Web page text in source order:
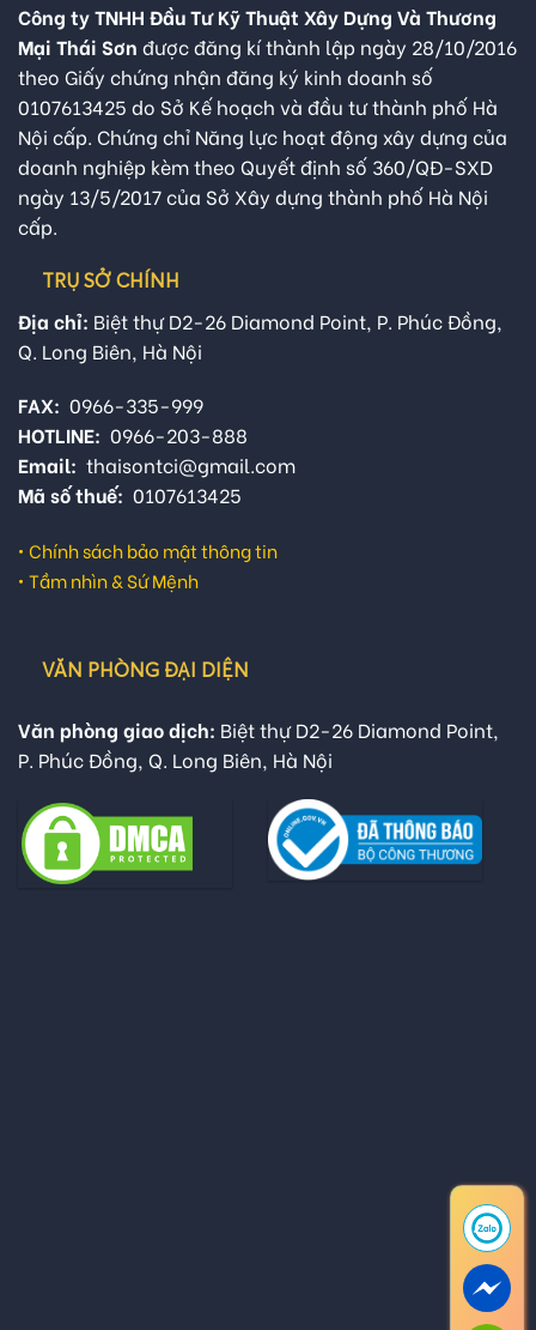
Công ty TNHH Đầu Tư Kỹ Thuật Xây Dựng Và Thương
Mại Thái Sơn được đăng kí thành lập ngày 28/10/2016
theo Giấy chứng nhận đăng ký kinh doanh số
0107613425 do Sở Kế hoạch và đầu tư thành phố Hà
Nội cấp. Chứng chỉ Năng lực hoạt động xây dựng của
doanh nghiệp kèm theo Quyết định số 360/QĐ-SXD
ngày 13/5/2017 của Sở Xây dựng thành phố Hà Nội
cấp.
TRỤ SỞ CHÍNH
Địa chỉ: Biệt thự D2-26 Diamond Point, P. Phúc Đồng,
Q. Long Biên, Hà Nội
FAX: 0966-335-999
HOTLINE: 0966-203-888
Email: thaisontci@gmail.com
Mã số thuế: 0107613425
• Chính sách bảo mật thông tin
• Tầm nhìn & Sứ Mệnh
VĂN PHÒNG ĐẠI DIỆN
Văn phòng giao dịch: Biệt thự D2-26 Diamond Point,
P. Phúc Đồng, Q. Long Biên, Hà Nội